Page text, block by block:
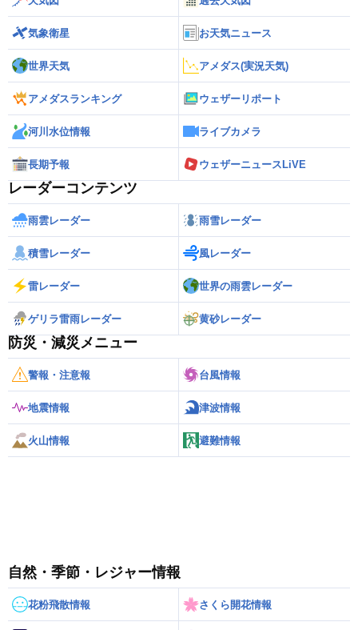
気象衛星 お天気ニュース
世界天気 アメダス(実況天気)
アメダスランキング ウェザーリポート
河川水位情報 ライブカメラ
長期予報 ウェザーニュースLiVE
レーダーコンテンツ
雨雲レーダー 雨雪レーダー
積雪レーダー 風レーダー
雷レーダー 世界の雨雲レーダー
ゲリラ雷雨レーダー 黄砂レーダー
防災・減災メニュー
警報・注意報 台風情報
地震情報 津波情報
火山情報 避難情報
自然・季節・レジャー情報
花粉飛散情報 さくら開花情報